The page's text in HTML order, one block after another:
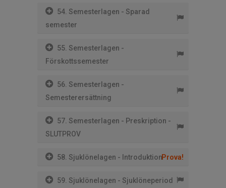
54. Semesterlagen - Sparad
semester
55. Semesterlagen -
Förskottssemester
56. Semesterlagen -
Semesterersättning
57. Semesterlagen - Preskription -
SLUTPROV
58. Sjuklönelagen - IntroduktionProva!
59. Sjuklönelagen - Sjuklöneperiod